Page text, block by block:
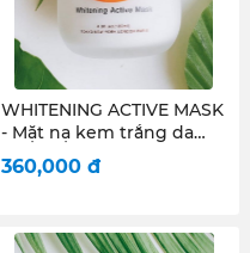
WHITENING ACTIVE MASK
- Mặt nạ kem trắng da
120ml
360,000 đ